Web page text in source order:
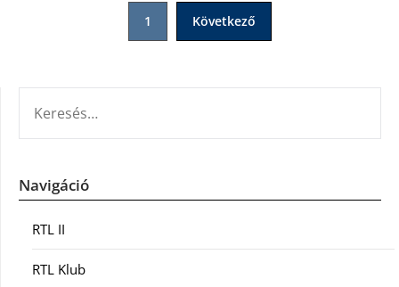
1 Következő
Navigáció
RTL II
RTL Klub